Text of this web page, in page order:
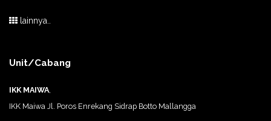
lainnya..
Unit/Cabang
IKK MAIWA
IKK Maiwa Jl. Poros Enrekang Sidrap Botto Mallangga